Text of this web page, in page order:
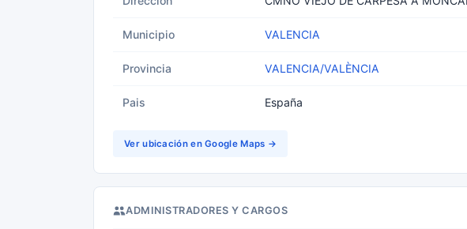
Municipio VALENCIA
Provincia VALENCIA/VALÈNCIA
Pais España
Ver ubicación en Google Maps →
ADMINISTRADORES Y CARGOS